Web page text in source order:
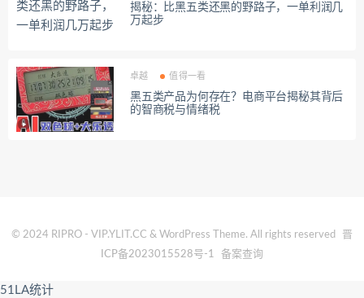
揭秘：比黑五类还黑的野路子，一单利润几
万起步
卓越 值得一看
黑五类产品为何存在？电商平台揭秘其背后
的智商税与情绪税
© 2024 RIPRO - VIP.YLIT.CC & WordPress Theme. All rights reserved
晋
ICP备2023015528号-1
备案查询
51LA统计